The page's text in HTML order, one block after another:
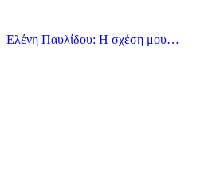
Ελένη Παυλίδου: Η σχέση μου…